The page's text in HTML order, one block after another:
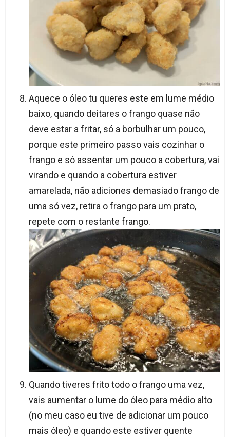
Aquece o óleo tu queres este em lume médio
baixo, quando deitares o frango quase não
deve estar a fritar, só a borbulhar um pouco,
porque este primeiro passo vais cozinhar o
frango e só assentar um pouco a cobertura, vai
virando e quando a cobertura estiver
amarelada, não adiciones demasiado frango de
uma só vez, retira o frango para um prato,
repete com o restante frango.
Quando tiveres frito todo o frango uma vez,
vais aumentar o lume do óleo para médio alto
(no meu caso eu tive de adicionar um pouco
mais óleo) e quando este estiver quente